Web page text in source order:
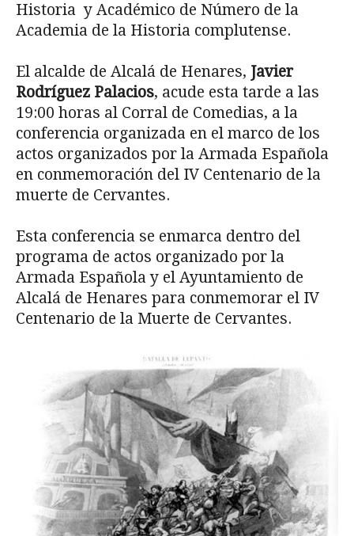
Historia y Académico de Número de la
Academia de la Historia complutense.
El alcalde de Alcalá de Henares, Javier
Rodríguez Palacios, acude esta tarde a las
19:00 horas al Corral de Comedias, a la
conferencia organizada en el marco de los
actos organizados por la Armada Española
en conmemoración del IV Centenario de la
muerte de Cervantes.
Esta conferencia se enmarca dentro del
programa de actos organizado por la
Armada Española y el Ayuntamiento de
Alcalá de Henares para conmemorar el IV
Centenario de la Muerte de Cervantes.